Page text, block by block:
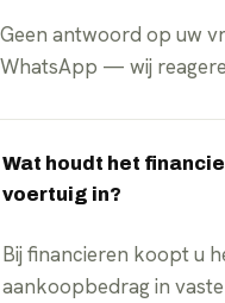
Geen antwoord op uw
WhatsApp — wij
Wat houdt het
voertuig in?
Bij financieren koopt u
aankoopbedrag in